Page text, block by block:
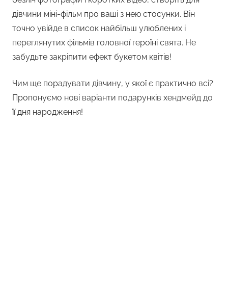
дівчини міні-фільм про ваші з нею стосунки. Він
точно увійде в список найбільш улюблених і
переглянутих фільмів головної героїні свята. Не
забудьте закріпити ефект букетом квітів!
Чим ще порадувати дівчину, у якої є практично всі?
Пропонуємо нові варіанти подарунків хендмейд до
її дня народження!